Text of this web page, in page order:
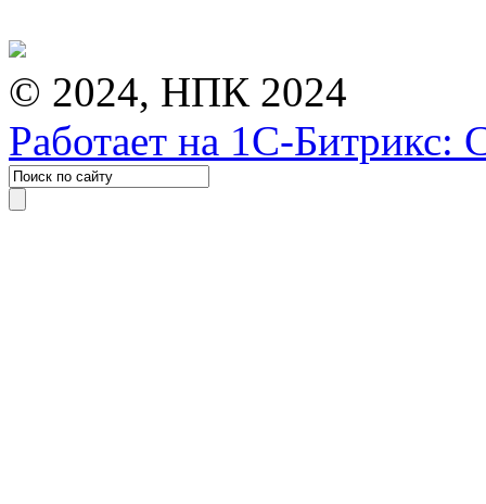
© 2024, НПК 2024
Работает на 1С-Битрикс: